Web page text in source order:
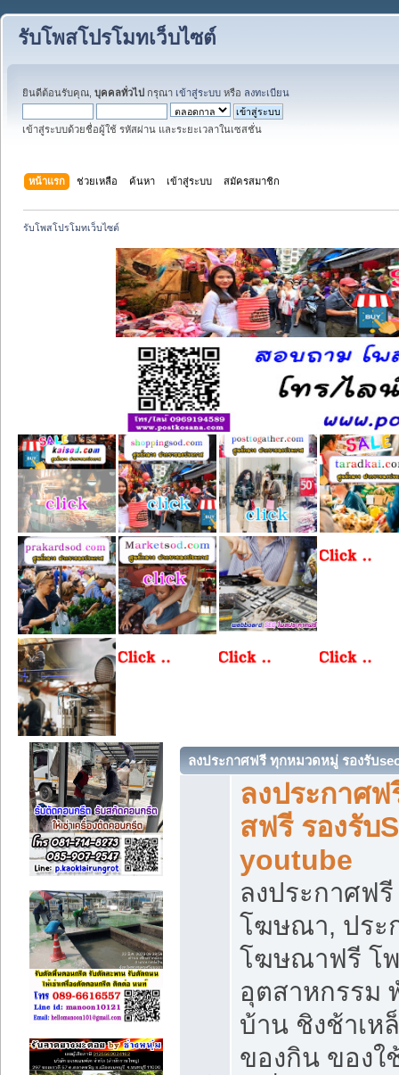
รับโพสโปรโมทเว็บไซต์
ยินดีต้อนรับคุณ, บุคคลทั่วไป กรุณา เข้าสู่ระบบ หรือ ลงทะเบียน
เข้าสู่ระบบด้วยชื่อผู้ใช้ รหัสผ่าน และระยะเวลาในเซสชั่น
หน้าแรก ช่วยเหลือ ค้นหา เข้าสู่ระบบ สมัครสมาชิก
รับโพสโปรโมทเว็บไซต์
ลงประกาศฟรี ทุกหมวดหมู่ รองรับ
ลงประกาศ
สฟรี รองรับ
youtube
ลงประกาศฟ
โฆษณา, ประ
โฆษณาฟรี โ
อุตสาหกรรม
บ้าน ชิงช้าเห
ของกิน ของใ